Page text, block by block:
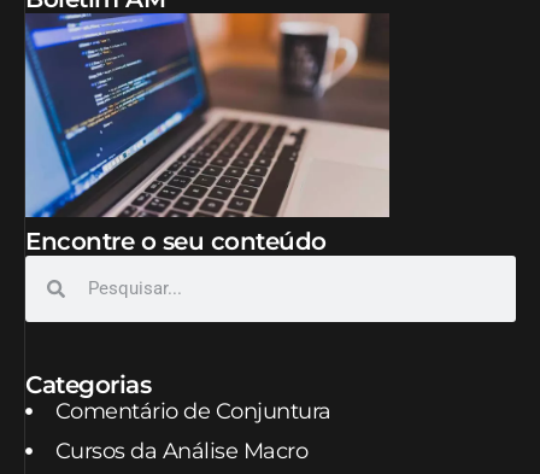
Encontre o seu conteúdo
Categorias
Comentário de Conjuntura
Cursos da Análise Macro